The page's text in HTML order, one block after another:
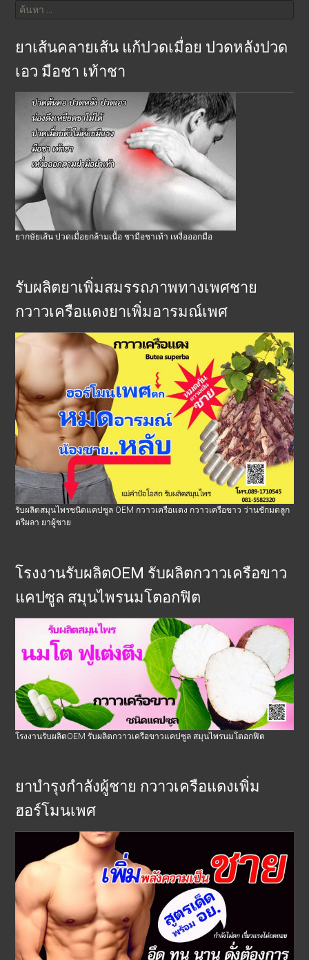
สำหรับ:
ยาเส้นคลายเส้น แก้ปวดเมื่อย ปวดหลังปวด
เอว มือชา เท้าชา
ยากษัยเส้น ปวดเมื่อยกล้ามเนื้อ ชามือชาเท้า เหงื่อออกมือ
รับผลิตยาเพิ่มสมรรถภาพทางเพศชาย
กวาวเครือแดงยาเพิ่มอารมณ์เพศ
รับผลิตสมุนไพรชนิดแคปซูล OEM กวาวเครือแดง กวาวเครือขาว ว่านชักมดลูก
ตรีผลา ยาผู้ชาย
โรงงานรับผลิตOEM รับผลิตกวาวเครือขาว
แคปซูล สมุนไพรนมโตอกฟิต
โรงงานรับผลิตOEM รับผลิตกวาวเครือขาวแคปซูล สมุนไพรนมโตอกฟิต
ยาบำรุงกำลังผู้ชาย กวาวเครือแดงเพิ่ม
ฮอร์โมนเพศ